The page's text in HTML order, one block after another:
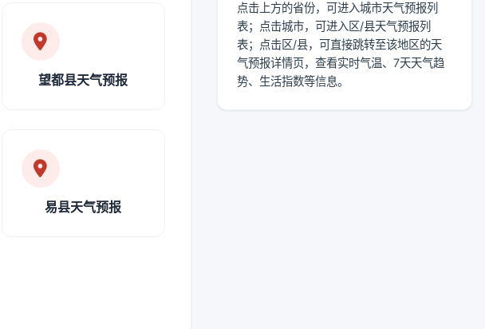
望都县天气预报
易县天气预报
点击上方的省份，可进入城市天气预报列
表；点击城市，可进入区/县天气预报列
表；点击区/县，可直接跳转至该地区的天
气预报详情页，查看实时气温、7天天气趋
势、生活指数等信息。